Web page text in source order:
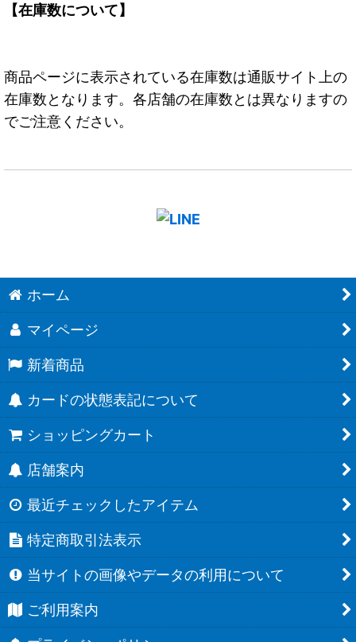
【在庫数について】
商品ページに表示されている在庫数は通販サイト上の
在庫数となります。各店舗の在庫数とは異なりますの
でご注意ください。
ホーム
マイページ
新着商品
カードの状態表記について
ショッピングカート
店舗案内
最近チェックしたアイテム
特定商取引法表示
当サイトの画像やデータの利用について
ご利用案内